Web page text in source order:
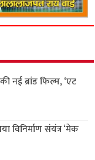
नई ब्रांड फिल्म, ‘एट
विनिर्माण संयंत्र ‘मेक